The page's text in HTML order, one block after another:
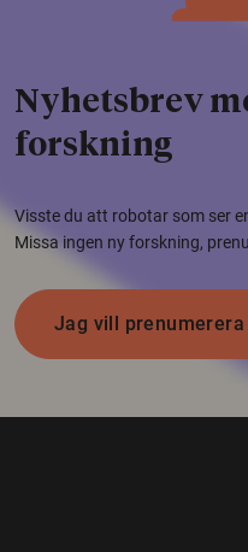
Nyhetsbrev
forskning
Visste du att robotar som ser
Missa ingen ny forskning,
Jag vill prenumerera